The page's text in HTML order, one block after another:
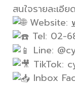
สนใจรายละเอี
Website:
Tel: 02-
Line:
TikTok:
Inbox